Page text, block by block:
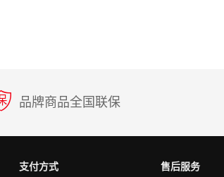
品牌商品全国联保
支付方式 售后服务